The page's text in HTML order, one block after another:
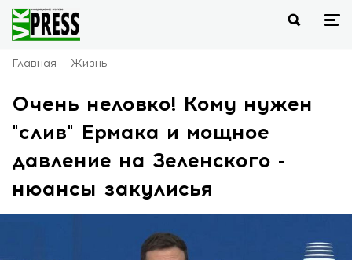
Главная Жизнь
Очень неловко! Кому нужен
"слив" Ермака и мощное
давление на Зеленского -
нюансы закулисья